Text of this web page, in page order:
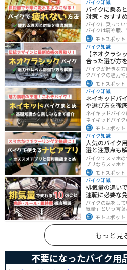
バイク知識
バイクに乗る
対策・おすす
バイクに乗って
バイクは肩や腰
やすい乗り物で
原因を知り対策
することができま
モトスポット
バイク知識
【ネオクラシ
合った選び方
バイクが好きな
クバイクの魅力
説しています。
機能性の両方を
ば、ネオクラシッ
モトスポット
バイク知識
ネイキッドバ
や選び方を徹
ネイキッドバイ
ネイキッドバイ
どを解説してい
性に優れており
事を読めば、ネ
モトスポット
バイク知識
人気のバイク
選と注意点も
バイクでスマホ
プリならスマホ
ぐにナビが利用
聞けるので運転
きます。慣れな
間違いなしのオ
モトスポット
バイク知識
排気量の違い
運転に必要な
バイクの話をし
気量」という言
か？ バイクはク
許・走れる道路
てきます。これら
すので、正しく
モトスポット
もっと見
不要になったバイク用